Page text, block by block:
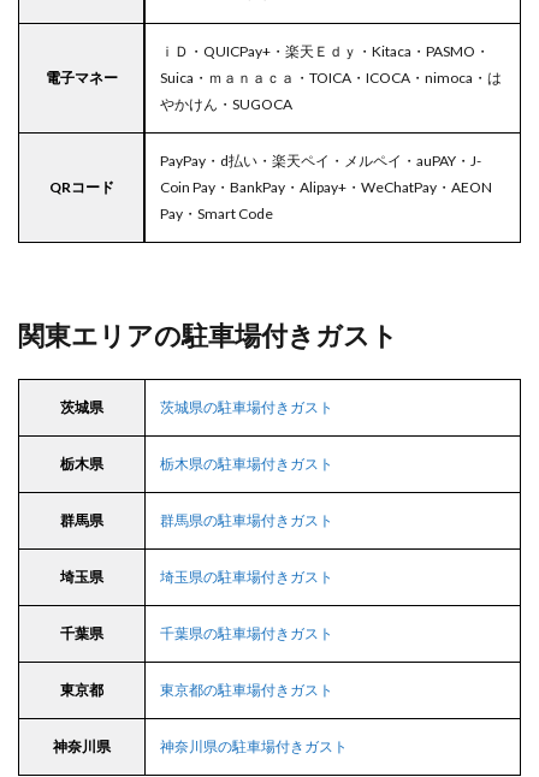
電子マネー
ｉＤ・QUICPay+・楽天Ｅｄｙ・Kitaca・PASMO・
Suica・ｍａｎａｃａ・TOICA・ICOCA・nimoca・は
やかけん・SUGOCA
QRコード
PayPay・d払い・楽天ペイ・メルペイ・auPAY・J-
Coin Pay・BankPay・Alipay+・WeChatPay・AEON
Pay・Smart Code
関東エリアの駐車場付きガスト
茨城県 茨城県の駐車場付きガスト
栃木県 栃木県の駐車場付きガスト
群馬県 群馬県の駐車場付きガスト
埼玉県 埼玉県の駐車場付きガスト
千葉県 千葉県の駐車場付きガスト
東京都 東京都の駐車場付きガスト
神奈川県 神奈川県の駐車場付きガスト